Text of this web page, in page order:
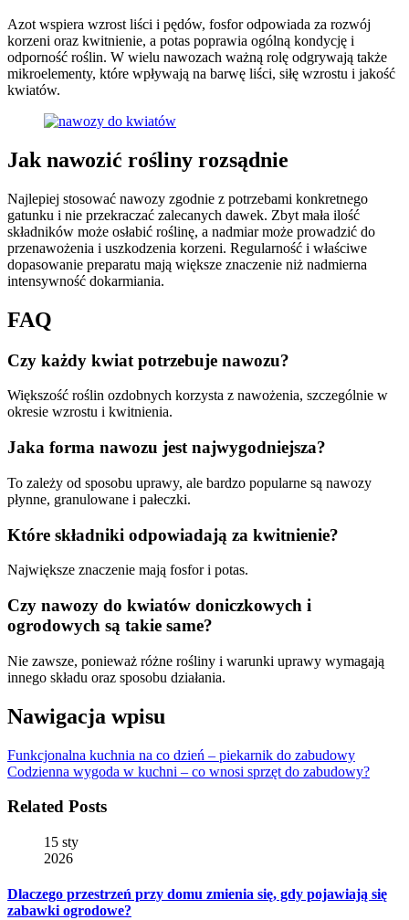
Azot wspiera wzrost liści i pędów, fosfor odpowiada za rozwój
korzeni oraz kwitnienie, a potas poprawia ogólną kondycję i
odporność roślin. W wielu nawozach ważną rolę odgrywają także
mikroelementy, które wpływają na barwę liści, siłę wzrostu i jakość
kwiatów.
Jak nawozić rośliny rozsądnie
Najlepiej stosować nawozy zgodnie z potrzebami konkretnego
gatunku i nie przekraczać zalecanych dawek. Zbyt mała ilość
składników może osłabić roślinę, a nadmiar może prowadzić do
przenawożenia i uszkodzenia korzeni. Regularność i właściwe
dopasowanie preparatu mają większe znaczenie niż nadmierna
intensywność dokarmiania.
FAQ
Czy każdy kwiat potrzebuje nawozu?
Większość roślin ozdobnych korzysta z nawożenia, szczególnie w
okresie wzrostu i kwitnienia.
Jaka forma nawozu jest najwygodniejsza?
To zależy od sposobu uprawy, ale bardzo popularne są nawozy
płynne, granulowane i pałeczki.
Które składniki odpowiadają za kwitnienie?
Największe znaczenie mają fosfor i potas.
Czy nawozy do kwiatów doniczkowych i
ogrodowych są takie same?
Nie zawsze, ponieważ różne rośliny i warunki uprawy wymagają
innego składu oraz sposobu działania.
Nawigacja wpisu
Funkcjonalna kuchnia na co dzień – piekarnik do zabudowy
Codzienna wygoda w kuchni – co wnosi sprzęt do zabudowy?
Related Posts
15 sty
2026
Dlaczego przestrzeń przy domu zmienia się, gdy pojawiają się
zabawki ogrodowe?